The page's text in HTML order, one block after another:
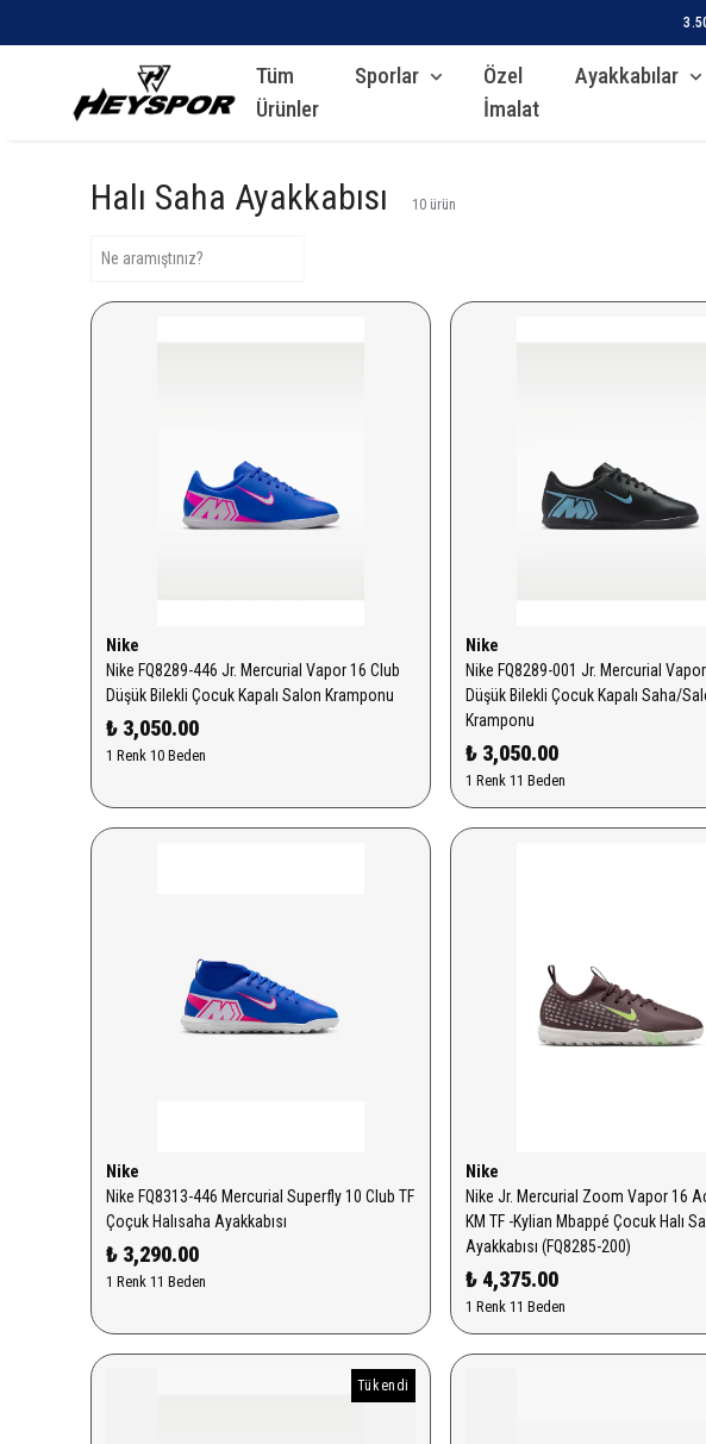
Tüm
Ürünler
Sporlar
Özel
İmalat
Ayakkabılar
Halı Saha Ayakkabısı 10 ürün
Nike
Nike FQ8289-446 Jr. Mercurial Vapor 16 Club
Düşük Bilekli Çocuk Kapalı Salon Kramponu
₺ 3,050.00
1 Renk 10 Beden
Nike
Nike FQ8289-001 Jr. Mercurial
Düşük Bilekli Çocuk Kapalı Saha/
Kramponu
₺ 3,050.00
1 Renk 11 Beden
Nike
Nike FQ8313-446 Mercurial Superfly 10 Club TF
Çoçuk Halısaha Ayakkabısı
₺ 3,290.00
1 Renk 11 Beden
Nike
Nike Jr. Mercurial Zoom Vapor 16
KM TF -Kylian Mbappé Çocuk Halı
Ayakkabısı (FQ8285-200)
₺ 4,375.00
1 Renk 11 Beden
Tükendi